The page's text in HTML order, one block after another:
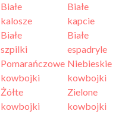
Białe
kalosze
Białe
kapcie
Białe
szpilki
Białe
espadryle
Pomarańczowe
kowbojki
Niebieskie
kowbojki
Żółte
kowbojki
Zielone
kowbojki